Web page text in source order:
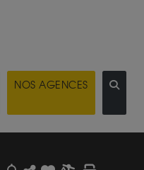
NOS AGENCES